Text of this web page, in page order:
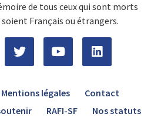
de tous ceux qui sont morts
soient Français ou étrangers.
Mentions légales
Contact
RAFI-SF Nos statuts